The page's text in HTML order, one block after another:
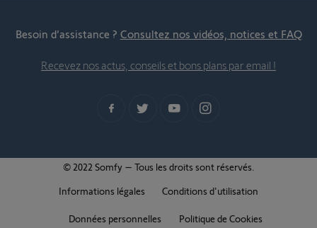
Besoin d’assistance ? Consultez nos vidéos, notices et FAQ
Recevez nos actus, conseils et bons plans par email !
© 2022 Somfy – Tous les droits sont réservés.
Informations légales
Conditions d'utilisation
Données personnelles Politique de Cookies